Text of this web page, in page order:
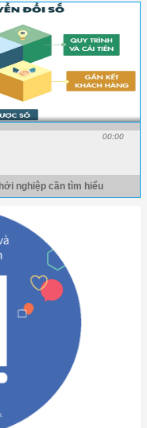
00:00
nghiệp cần tìm hiểu